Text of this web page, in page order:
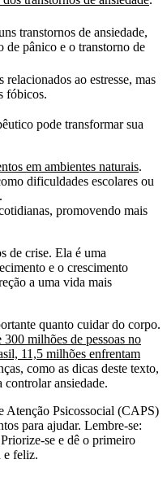
transtornos de ansiedade,
de pânico e o transtorno de
ao estresse, mas
fóbicos.
pode transformar sua
em ambientes naturais.
dificuldades escolares ou
promovendo mais
de crise. Ela é uma
e o crescimento
a uma vida mais
quanto cuidar do corpo.
300 milhões de pessoas no
11,5 milhões enfrentam
como as dicas deste texto,
controlar ansiedade.
Atenção Psicossocial (CAPS)
para ajudar. Lembre-se:
se e dê o primeiro
e feliz.